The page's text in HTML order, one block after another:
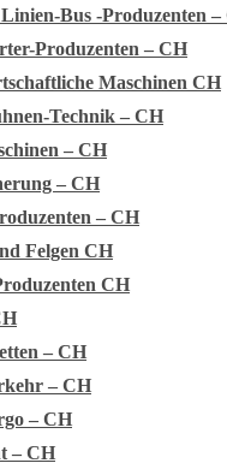
Bus -Produzenten –
Produzenten – CH
Maschinen CH
Technik – CH
– CH
– CH
– CH
Felgen CH
CH
– CH
– CH
– CH
– CH